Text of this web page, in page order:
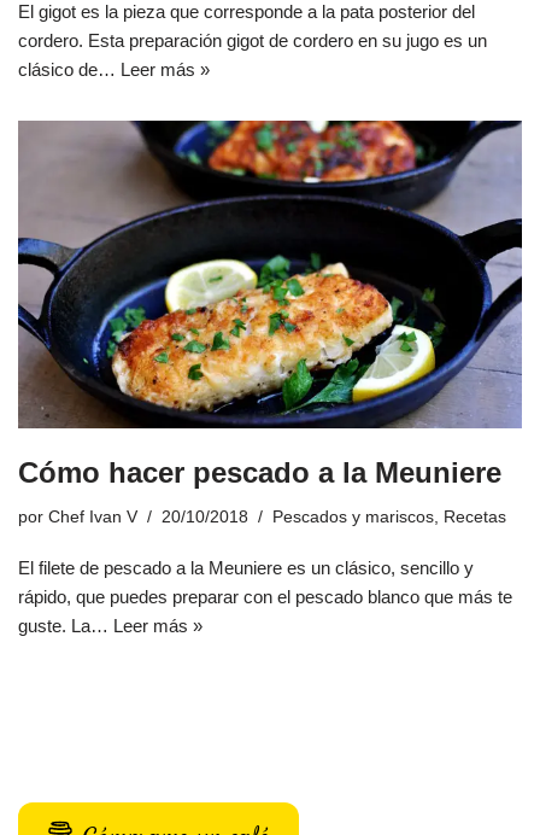
El gigot es la pieza que corresponde a la pata posterior del
cordero. Esta preparación gigot de cordero en su jugo es un
clásico de… Leer más »
Cómo hacer pescado a la Meuniere
por Chef Ivan V 20/10/2018 Pescados y mariscos, Recetas
El filete de pescado a la Meuniere es un clásico, sencillo y
rápido, que puedes preparar con el pescado blanco que más te
guste. La… Leer más »